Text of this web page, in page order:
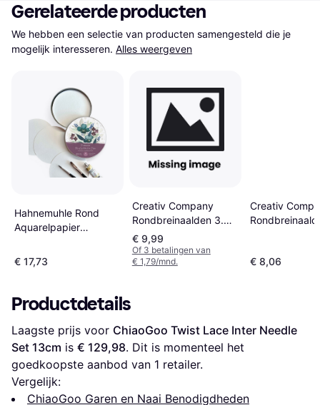
Gerelateerde producten
We hebben een selectie van producten samengesteld die je
mogelijk interesseren. Alles weergeven
Hahnemuhle Rond
Aquarelpapier
€ 17,73
Creativ Company
Rondbreinaalden 3.5
mm 40 cm
€ 9,99
Of 3 betalingen van
€ 1,79/mnd.
Creativ
€ 8,06
Productdetails
Laagste prijs voor ChiaoGoo Twist Lace Inter Needle
Set 13cm is € 129,98. Dit is momenteel het
goedkoopste aanbod van 1 retailer.
Vergelijk:
ChiaoGoo Garen en Naai Benodigdheden